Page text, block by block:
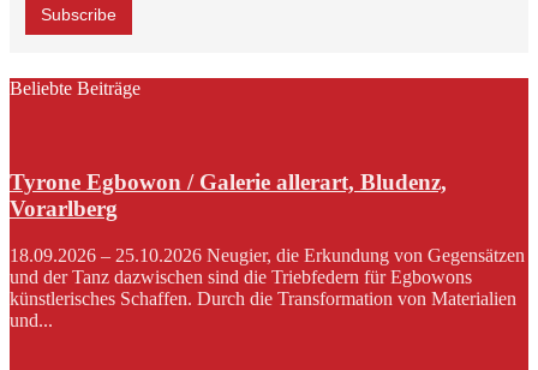
Beliebte Beiträge
Tyrone Egbowon / Galerie allerart, Bludenz,
Vorarlberg
18.09.2026 – 25.10.2026 Neugier, die Erkundung von Gegensätzen
und der Tanz dazwischen sind die Triebfedern für Egbowons
künstlerisches Schaffen. Durch die Transformation von Materialien
und...